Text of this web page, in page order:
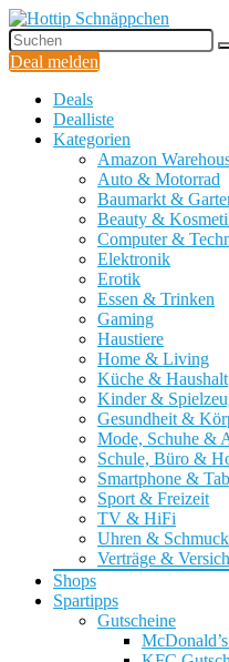
Deal melden
Deals
Dealliste
Kategorien
Amazon
Auto & Motorrad
Baumarkt &
Beauty &
Computer &
Elektronik
Erotik
Essen & Trinken
Gaming
Haustiere
Home & Living
Küche & Haushalt
Kinder &
Gesundheit &
Mode, Schuhe &
Schule, Büro &
Smartphone &
Sport & Freizeit
TV & HiFi
Uhren & Schmuck
Verträge &
Shops
Spartipps
Gutscheine